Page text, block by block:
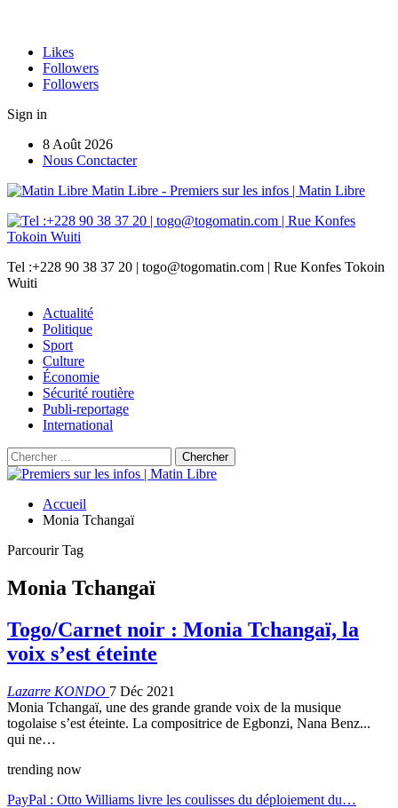
Likes
Followers
Followers
Sign in
8 Août 2026
Nous Conctacter
Matin Libre - Premiers sur les infos | Matin Libre
Tel :+228 90 38 37 20 | togo@togomatin.com | Rue Konfes Tokoin
Wuiti
Actualité
Politique
Sport
Culture
Économie
Sécurité routière
Publi-reportage
International
Accueil
Monia Tchangaï
Parcourir Tag
Monia Tchangaï
Togo/Carnet noir : Monia Tchangaï, la
voix s’est éteinte
Lazarre KONDO 7 Déc 2021
Monia Tchangaï, une des grande grande voix de la musique
togolaise s’est éteinte. La compositrice de Egbonzi, Nana Benz...
qui ne…
trending now
PayPal : Otto Williams livre les coulisses du déploiement du…